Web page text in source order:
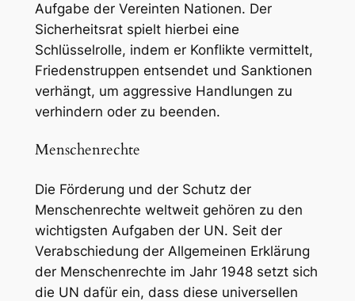
Aufgabe der Vereinten Nationen. Der
Sicherheitsrat spielt hierbei eine
Schlüsselrolle, indem er Konflikte vermittelt,
Friedenstruppen entsendet und Sanktionen
verhängt, um aggressive Handlungen zu
verhindern oder zu beenden.
Menschenrechte
Die Förderung und der Schutz der
Menschenrechte weltweit gehören zu den
wichtigsten Aufgaben der UN. Seit der
Verabschiedung der Allgemeinen Erklärung
der Menschenrechte im Jahr 1948 setzt sich
die UN dafür ein, dass diese universellen